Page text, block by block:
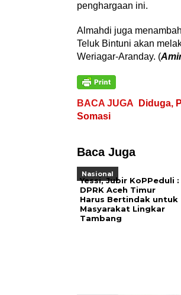
penghargaan ini.
Almahdi juga
Teluk Bintuni akan
Weriagar-Aranday. (
BACA JUGA
Diduga,
Somasi
Baca Juga
Nasional
Yessi, Jubir KoPPeduli :
DPRK Aceh Timur
Harus Bertindak untuk
Masyarakat Lingkar
Tambang